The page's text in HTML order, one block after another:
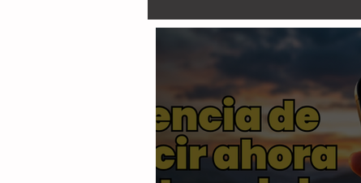
Temas Centrales
Grupo Financiero Continental